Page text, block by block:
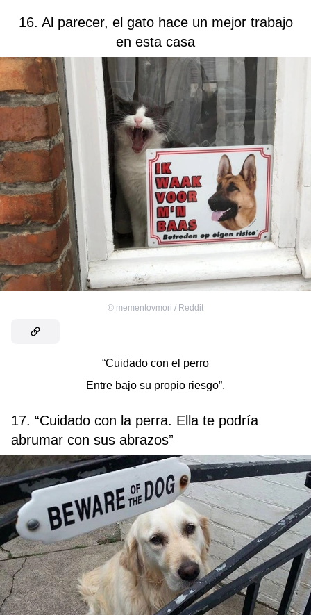
16. Al parecer, el gato hace un mejor trabajo
en esta casa
© mementovmori / Reddit
“Cuidado con el perro
Entre bajo su propio riesgo”.
17. “Cuidado con la perra. Ella te podría
abrumar con sus abrazos”